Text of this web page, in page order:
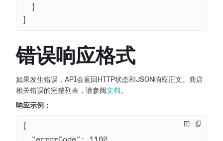
  }
}
错误响应格式
如果发生错误，API会返回HTTP状态和JSON响应正文。商店
相关错误的完整列表，请参阅 文档。
响应示例：
{